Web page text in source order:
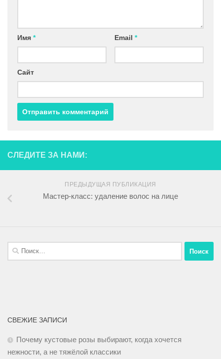
Имя * Email *
Сайт
СЛЕДИТЕ ЗА НАМИ:
ПРЕДЫДУЩАЯ ПУБЛИКАЦИЯ
Мастер-класс: удаление волос на лице
СВЕЖИЕ ЗАПИСИ
Почему кустовые розы выбирают, когда хочется
нежности, а не тяжёлой классики